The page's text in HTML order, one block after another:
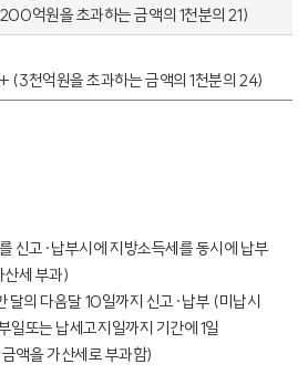
억원을 초과하는 금액의 1천분의 21)
천억원을 초과하는 금액의 1천분의 24)
신고·납부시에 지방소득세를 동시에 납부
세 부과)
달의 다음달 10일까지 신고·납부 (미납시
또는 납세고지일까지 기간에 1일
액을 가산세로 부과함)